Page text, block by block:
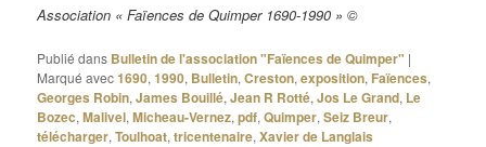
Association « Faïences de Quimper 1690-1990 » ©
Publié dans Bulletin de l'association "Faïences de Quimper" |
Marqué avec1690,1990, Bulletin,Creston,exposition, Faïences,
Georges Robin,James Bouillé,Jean R Rotté,Jos Le Grand, Le
Bozec,Malivel,Micheau-Vernez,pdf,Quimper,Seiz Breur,
télécharger,Toulhoat,tricentenaire,Xavier de Langlais